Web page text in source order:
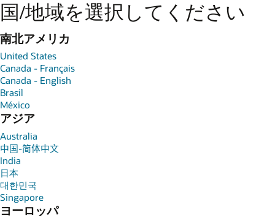
国/地域を選択してください
南北アメリカ
United States
Canada - Français
Canada - English
Brasil
México
アジア
Australia
中国-简体中文
India
日本
대한민국
Singapore
ヨーロッパ